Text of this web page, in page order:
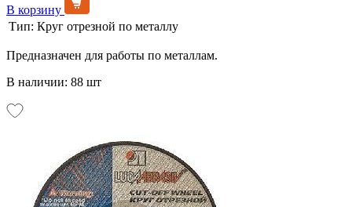
В корзину
Тип: Круг отрезной по металлу
Предназначен для работы по металлам.
В наличии: 88 шт